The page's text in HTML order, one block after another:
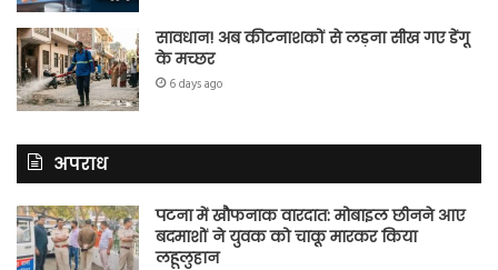
सावधान! अब कीटनाशकों से लड़ना सीख गए डेंगू
के मच्छर
6 days ago
अपराध
पटना में खौफनाक वारदात: मोबाइल छीनने आए
बदमाशों ने युवक को चाकू मारकर किया
लहूलुहान